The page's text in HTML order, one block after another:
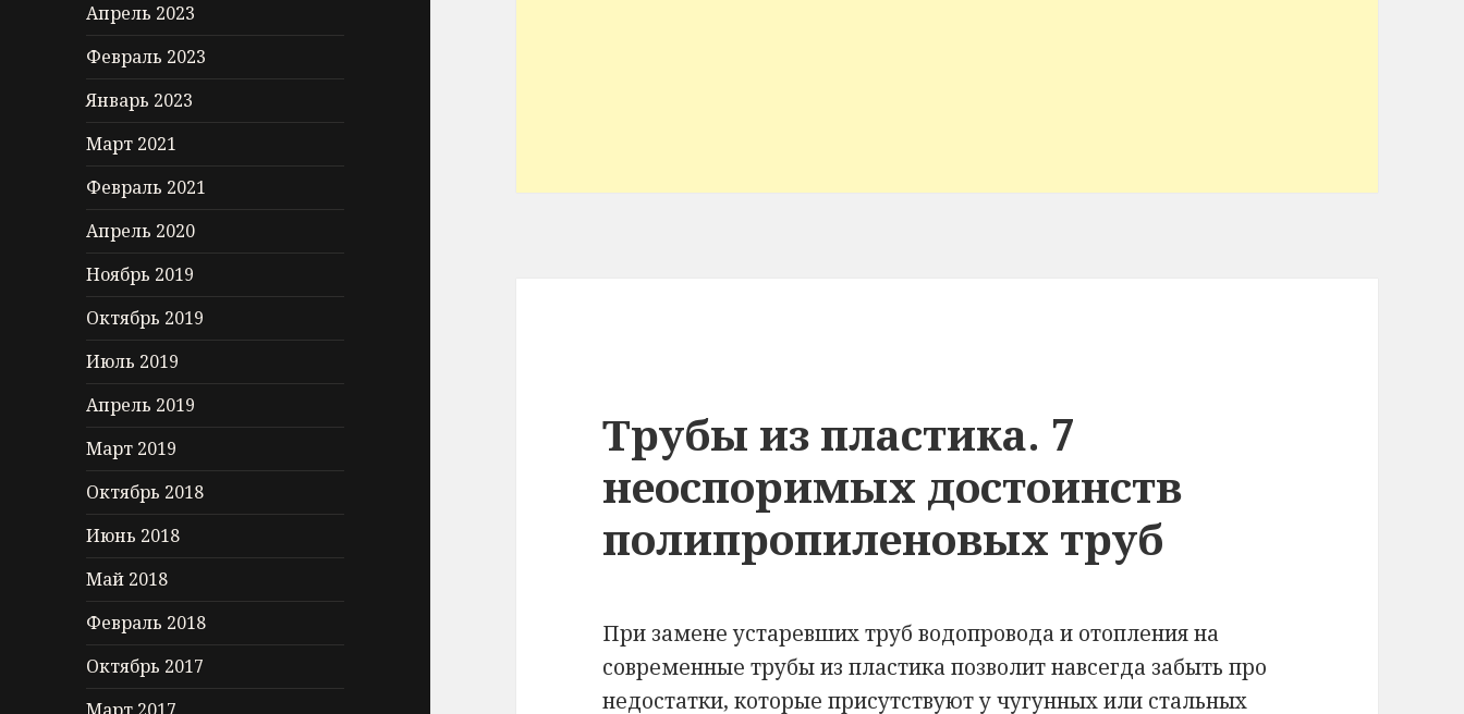
Апрель 2023
Февраль 2023
Январь 2023
Март 2021
Февраль 2021
Апрель 2020
Ноябрь 2019
Октябрь 2019
Июль 2019
Апрель 2019
Март 2019
Октябрь 2018
Июнь 2018
Май 2018
Февраль 2018
Октябрь 2017
Трубы из пластика. 7
неоспоримых достоинств
полипропиленовых труб
При замене устаревших труб водопровода и отопления на
современные трубы из пластика позволит навсегда забыть про
недостатки, которые присутствуют у чугунных или стальных